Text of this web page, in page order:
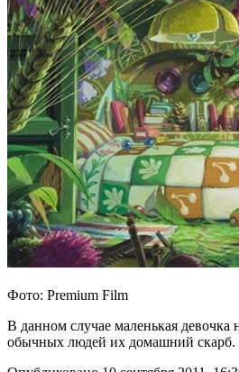
Фото: Premium Film
В данном случае маленькая
обычных людей их домашний скарб.